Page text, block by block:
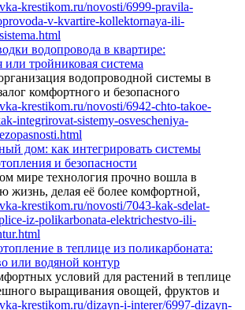
водопровода в квартире:
или тройниковая система
водопроводной системы в
комфортного и безопасного
дом: как интегрировать системы
и безопасности
мире технология прочно вошла в
жизнь, делая её более комфортной,
в теплице из поликарбоната:
или водяной контур
условий для растений в теплице
выращивания овощей, фруктов и